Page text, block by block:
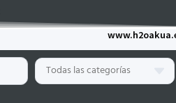
Todas las categorías